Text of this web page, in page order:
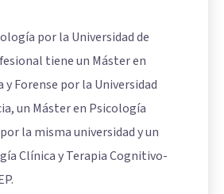
por la Universidad de
tiene un Máster en
Forense por la Universidad
un Máster en Psicología
la misma universidad y un
Clínica y Terapia Cognitivo-